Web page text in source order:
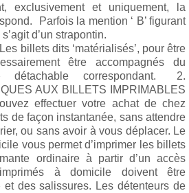
exclusivement et uniquement, la
Parfois la mention ‘ B’ figurant
d’un strapontin.
billets dits ‘matérialisés’, pour être
être accompagnés du
détachable correspondant. 2.
AUX BILLETS IMPRIMABLES
effectuer votre achat de chez
de façon instantanée, sans attendre
ou sans avoir à vous déplacer. Le
vous permet d’imprimer les billets
ordinaire à partir d’un accès
à domicile doivent être
et des salissures. Les détenteurs de